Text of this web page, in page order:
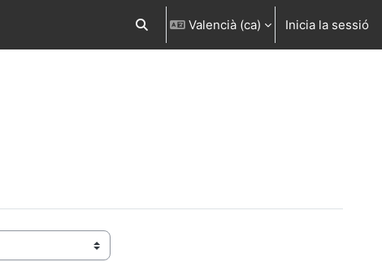
Commuta l'entrada de la cerca
Valencià ‎(ca)‎ Inicia la sessió